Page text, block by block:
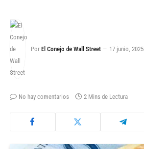
Por El Conejo de Wall Street 17 junio, 2025
No hay comentarios 2 Mins de Lectura